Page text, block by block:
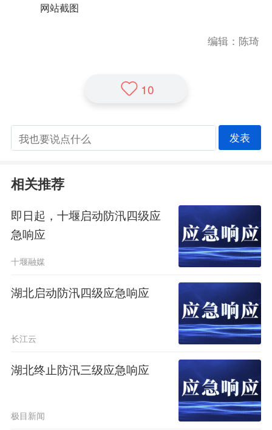
网站截图
编辑：陈琦
10
发表
相关推荐
即日起，十堰启动防汛四级应
急响应
十堰融媒
湖北启动防汛四级应急响应
长江云
湖北终止防汛三级应急响应
极目新闻